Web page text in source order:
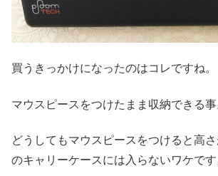
買うきっかけになったのはコレですね。
マウスピースをつけたまま収納できる事
どうしてもマウスピースをつけると高
のキャリーケースには入らないワケです